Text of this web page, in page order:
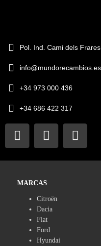
Pol. Ind. Cami dels
info@mundorecambios.es
+34 973 000 436
+34 686 422 317
MARCAS
Citroën
Dacia
Fiat
Ford
Hyundai